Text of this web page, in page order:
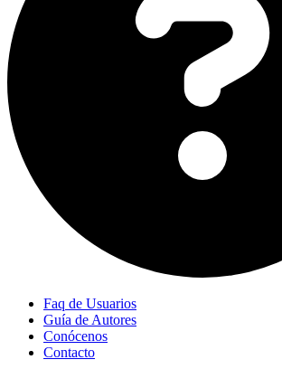
Faq de Usuarios
Guía de Autores
Conócenos
Contacto